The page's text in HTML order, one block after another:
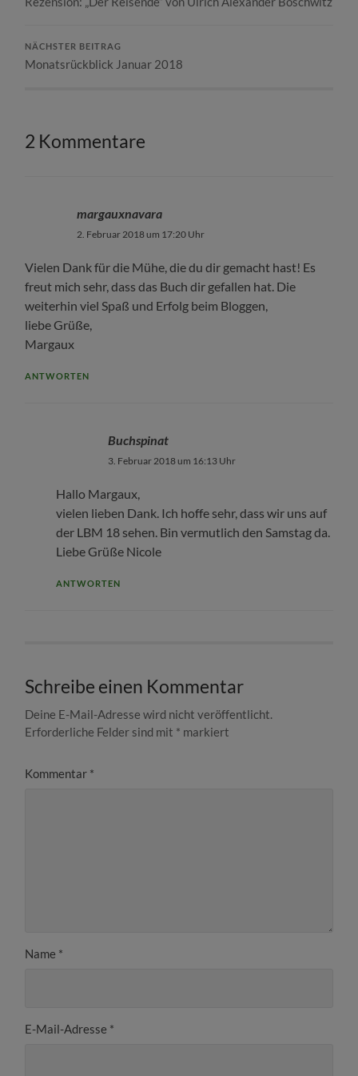
NÄCHSTER BEITRAG
Monatsrückblick Januar 2018
2 Kommentare
margauxnavara
2. Februar 2018 um 17:20 Uhr
Vielen Dank für die Mühe, die du dir gemacht hast! Es
freut mich sehr, dass das Buch dir gefallen hat. Die
weiterhin viel Spaß und Erfolg beim Bloggen,
liebe Grüße,
Margaux
ANTWORTEN
Buchspinat
3. Februar 2018 um 16:13 Uhr
Hallo Margaux,
vielen lieben Dank. Ich hoffe sehr, dass wir uns auf
der LBM 18 sehen. Bin vermutlich den Samstag da.
Liebe Grüße Nicole
ANTWORTEN
Schreibe einen Kommentar
Deine E-Mail-Adresse wird nicht veröffentlicht.
Erforderliche Felder sind mit * markiert
Kommentar *
Name *
E-Mail-Adresse *